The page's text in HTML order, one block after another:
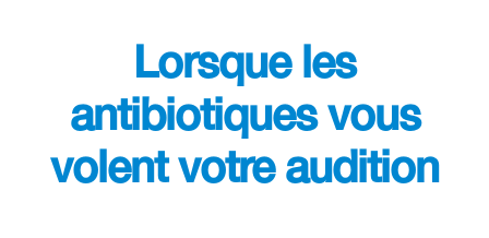
Lorsque les
antibiotiques vous
volent votre audition